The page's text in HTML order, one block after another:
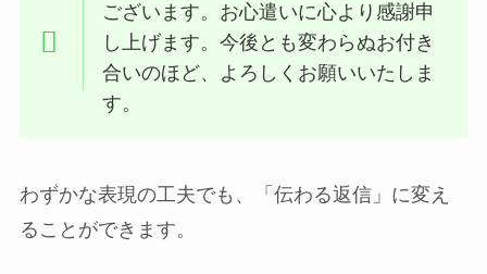
ございます。お心遣いに心より感謝申
し上げます。今後とも変わらぬお付き
合いのほど、よろしくお願いいたしま
す。
わずかな表現の工夫でも、「伝わる返信」に変え
ることができます。